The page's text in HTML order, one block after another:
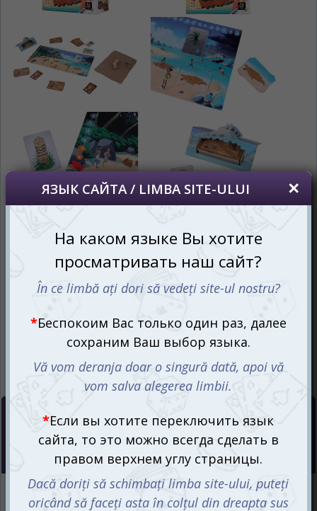
Цена :
645 mdl
Нет в наличии
Интернет-магазин
Нет в наличии
Dacă doriți să schimbați limba site-ului, puteți
oricând să faceți asta în colțul din dreapta sus
RO RU